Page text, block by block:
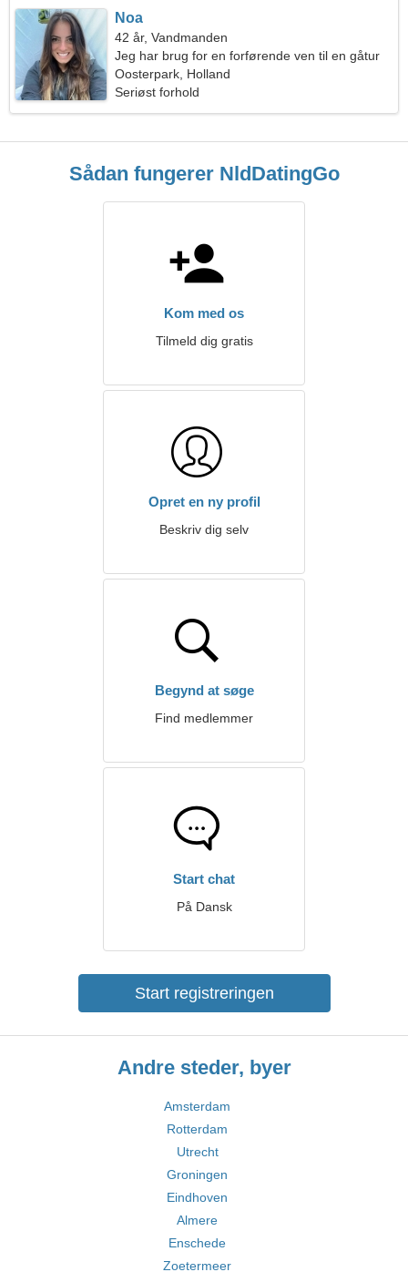
Noa
42 år, Vandmanden
Jeg har brug for en forførende ven til en gåtur
sammen
Oosterpark, Holland
Seriøst forhold
Sådan fungerer NldDatingGo
Kom med os
Tilmeld dig gratis
Opret en ny profil
Beskriv dig selv
Begynd at søge
Find medlemmer
Start chat
På Dansk
Start registreringen
Andre steder, byer
Amsterdam
Rotterdam
Utrecht
Groningen
Eindhoven
Almere
Enschede
Zoetermeer